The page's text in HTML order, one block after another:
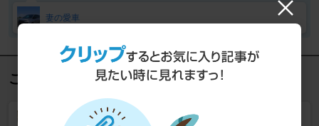
妻の愛車
この記事を見た人におすすめ
Keeper Labo にて洗車